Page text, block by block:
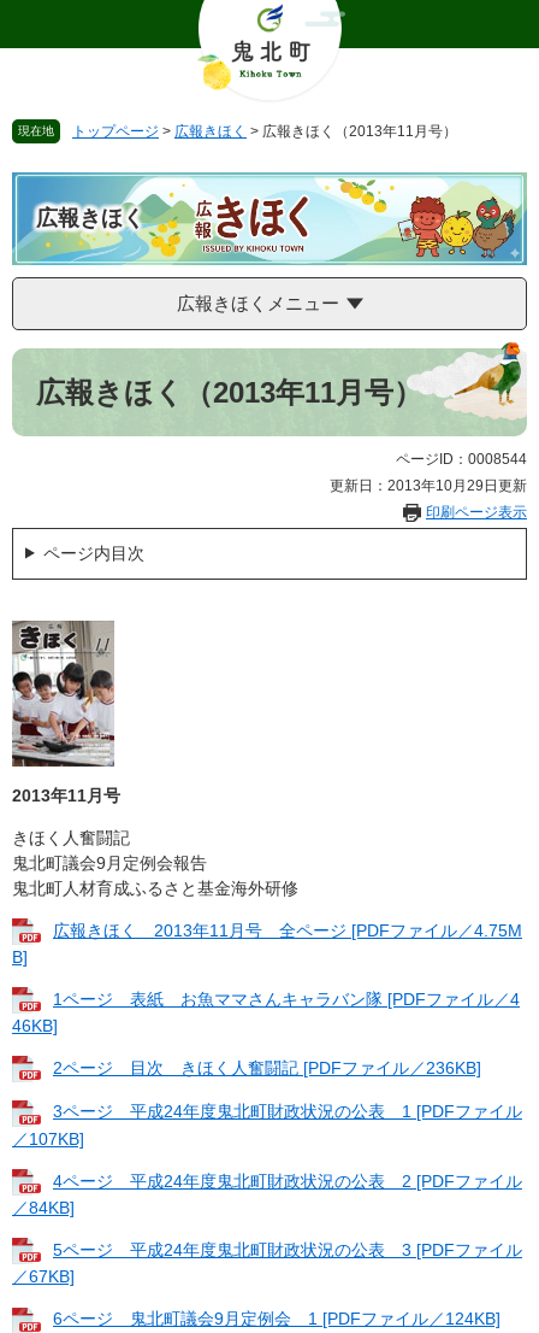
頭
飛
文
現在地 トップページ > 広報きほく > 広報きほく（2013年11月号）
広報きほく
広報きほくメニュー
本
広報きほく（2013年11月号）
ページID：0008544
更新日：2013年10月29日更新
印刷ページ表示
ページ内目次
2013年11月号
きほく人奮闘記
鬼北町議会9月定例会報告
鬼北町人材育成ふるさと基金海外研修
広報きほく 2013年11月号 全ページ [PDFファイル／4.75M
B]
1ページ 表紙 お魚ママさんキャラバン隊 [PDFファイル／4
46KB]
2ページ 目次 きほく人奮闘記 [PDFファイル／236KB]
3ページ 平成24年度鬼北町財政状況の公表 1 [PDFファイル
／107KB]
4ページ 平成24年度鬼北町財政状況の公表 2 [PDFファイル
／84KB]
5ページ 平成24年度鬼北町財政状況の公表 3 [PDFファイル
／67KB]
6ページ 鬼北町議会9月定例会 1 [PDFファイル／124KB]